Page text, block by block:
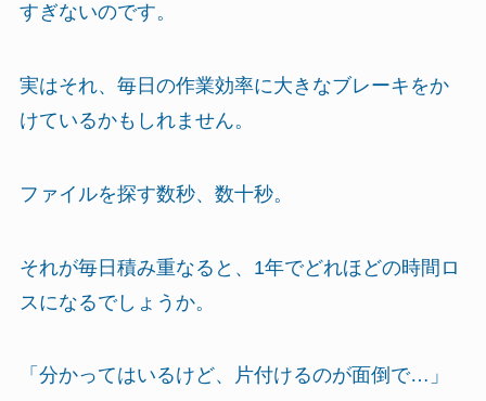
すぎないのです。
実はそれ、毎日の作業効率に大きなブレーキをか
けているかもしれません。
ファイルを探す数秒、数十秒。
それが毎日積み重なると、1年でどれほどの時間ロ
スになるでしょうか。
「分かってはいるけど、片付けるのが面倒で…」